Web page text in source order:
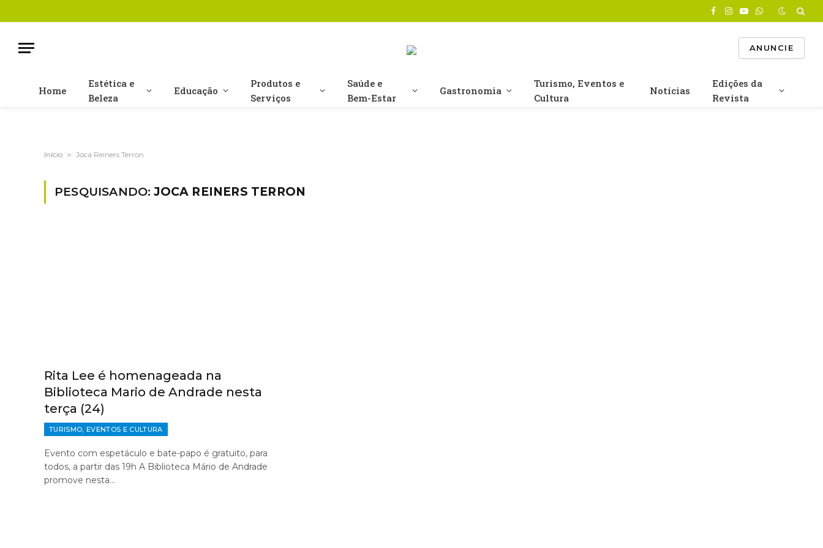
Facebook
Instagram
YouTube
WhatsApp
ANUNCIE
Home
Estética e
Beleza
Educação
Produtos e
Serviços
Saúde e
Bem-Estar
Gastronomia
Turismo, Eventos e
Cultura
Notícias
Edições da
Revista
Início » Joca Reiners Terron
PESQUISANDO:JOCA REINERS TERRON
Rita Lee é homenageada na
Biblioteca Mario de Andrade nesta
terça (24)
TURISMO, EVENTOS E CULTURA
Evento com espetáculo e bate-papo é gratuito, para
todos, a partir das 19h A Biblioteca Mário de Andrade
promove nesta…